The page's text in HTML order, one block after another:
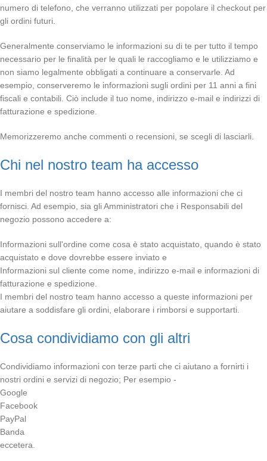
numero di telefono, che verranno utilizzati per popolare il checkout per
gli ordini futuri.
Generalmente conserviamo le informazioni su di te per tutto il tempo
necessario per le finalità per le quali le raccogliamo e le utilizziamo e
non siamo legalmente obbligati a continuare a conservarle. Ad
esempio, conserveremo le informazioni sugli ordini per 11 anni a fini
fiscali e contabili. Ciò include il tuo nome, indirizzo e-mail e indirizzi di
fatturazione e spedizione.
Memorizzeremo anche commenti o recensioni, se scegli di lasciarli.
Chi nel nostro team ha accesso
I membri del nostro team hanno accesso alle informazioni che ci
fornisci. Ad esempio, sia gli Amministratori che i Responsabili del
negozio possono accedere a:
Informazioni sull'ordine come cosa è stato acquistato, quando è stato
acquistato e dove dovrebbe essere inviato e
Informazioni sul cliente come nome, indirizzo e-mail e informazioni di
fatturazione e spedizione.
I membri del nostro team hanno accesso a queste informazioni per
aiutare a soddisfare gli ordini, elaborare i rimborsi e supportarti.
Cosa condividiamo con gli altri
Condividiamo informazioni con terze parti che ci aiutano a fornirti i
nostri ordini e servizi di negozio; Per esempio -
Google
Facebook
PayPal
Banda
eccetera.